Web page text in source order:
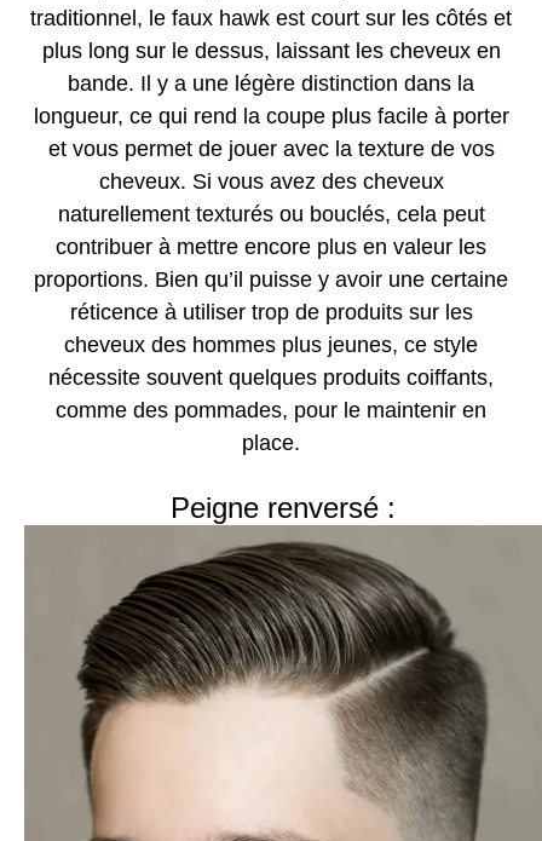
traditionnel, le faux hawk est court sur les côtés et
plus long sur le dessus, laissant les cheveux en
bande. Il y a une légère distinction dans la
longueur, ce qui rend la coupe plus facile à porter
et vous permet de jouer avec la texture de vos
cheveux. Si vous avez des cheveux
naturellement texturés ou bouclés, cela peut
contribuer à mettre encore plus en valeur les
proportions. Bien qu’il puisse y avoir une certaine
réticence à utiliser trop de produits sur les
cheveux des hommes plus jeunes, ce style
nécessite souvent quelques produits coiffants,
comme des pommades, pour le maintenir en
place.
Peigne renversé :